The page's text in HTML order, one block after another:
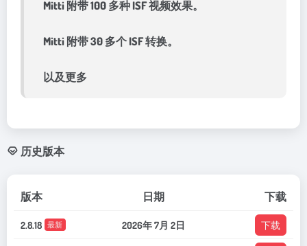
Mitti 附带 100 多种 ISF 视频效果。
Mitti 附带 30 多个 ISF 转换。
以及更多
历史版本
版本 日期 下载
2.8.18 最新 2026年 7月 2日 下载